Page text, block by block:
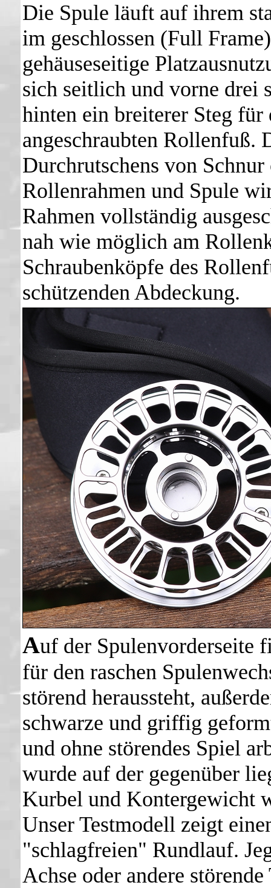
Die Spule läuft auf ihrem
im geschlossen (Full
gehäuseseitige
sich seitlich und vorne drei
hinten ein breiterer Steg
angeschraubten Rollenfuß.
Durchrutschens von
Rollenrahmen und Spule
Rahmen vollständig
nah wie möglich am
Schraubenköpfe des
schützenden Abdeckung.
Auf der Spulenvorderseite
für den raschen
störend heraussteht,
schwarze und griffig
und ohne störendes Spiel
wurde auf der gegenüber
Kurbel und Kontergewicht
Unser Testmodell zeigt
"schlagfreien" Rundlauf.
Achse oder andere